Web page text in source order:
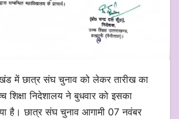
में छात्र संघ चुनाव को लेकर तारीख का
शिक्षा निदेशालय ने बुधवार को इसका
है। छात्र संघ चुनाव आगामी 07 नवंबर